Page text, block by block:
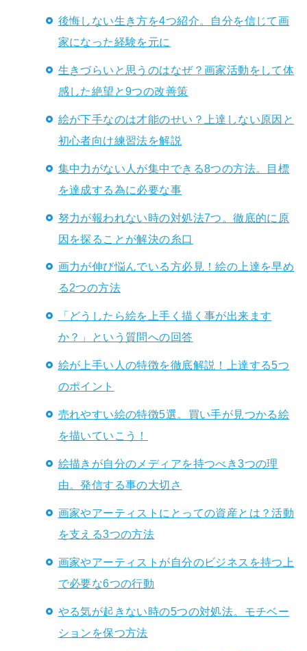
後悔しない生き方を4つ紹介。自分を信じて画
家になった経験を元に
生きづらいと思うのはなぜ？画家活動をして体
感した絶望と9つの改善策
絵が下手なのは才能のせい？上達しない原因と
初心者向け練習法を解説
集中力がない人が集中できる8つの方法。目標
を達成する為に必要な事
努力が報われない時の対処法7つ。徹底的に原
因を探ることが解決の糸口
画力が伸び悩んでいる方必見！絵の上達を早め
る2つの方法
「どうしたら絵を上手く描く事が出来ます
か？」という質問への回答
絵が上手い人の特徴を徹底解説！上達する5つ
のポイント
売れやすい絵の特徴5選。買い手が見つかる絵
を描いていこう！
絵描きが自分のメディアを持つべき3つの理
由。発信する事の大切さ
画家やアーティストにとっての資産とは？活動
を支える3つの方法
画家やアーティストが自分のビジネスを持つ上
で必要な6つの行動
やる気が起きない時の5つの対処法。モチベー
ションを保つ方法